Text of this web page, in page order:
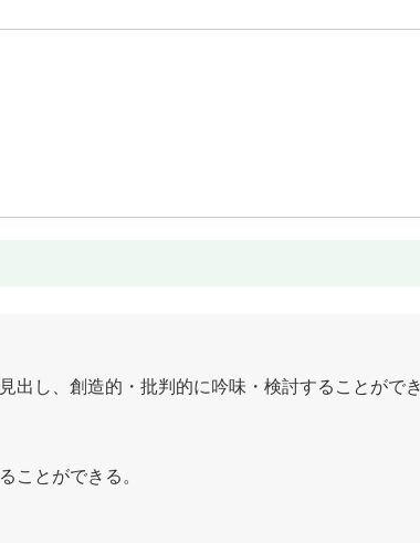
出し、創造的・批判的に吟味・検討することがで
ことができる。